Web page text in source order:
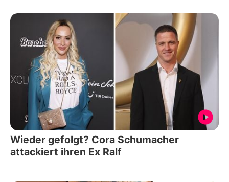
Wieder gefolgt? Cora Schumacher
attackiert ihren Ex Ralf